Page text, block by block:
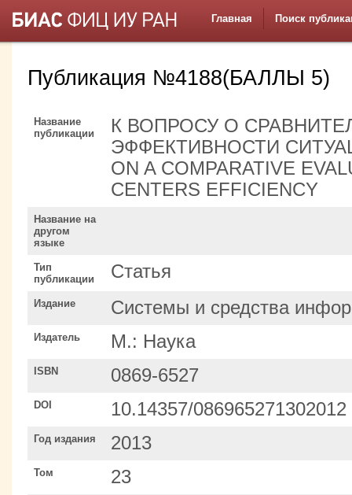
Главная Поиск
Публикация №4188(БАЛЛЫ 5)
Название
публикации
К ВОПРОСУ О
ЭФФЕКТИВНОСТИ
ON A COMPARATIVE
CENTERS EFFICIENCY
Название на
другом
языке
Тип
публикации
Статья
Издание Системы и средства
Издатель М.: Наука
ISBN 0869-6527
DOI 10.14357/086965271302012
Год издания 2013
Том 23